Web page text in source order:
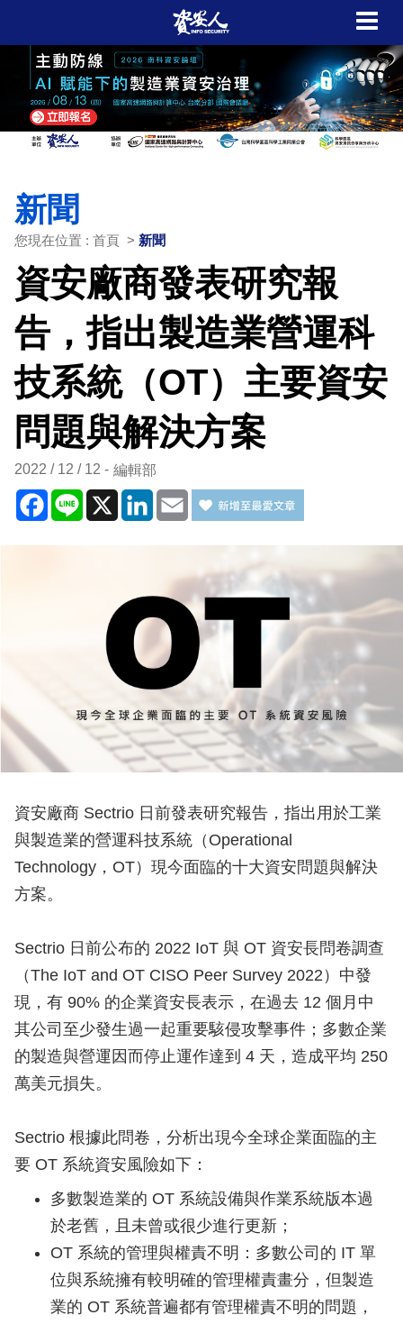
新聞
您現在位置 : 首頁 > 新聞
資安廠商發表研究報
告，指出製造業營運科
技系統（OT）主要資安
問題與解決方案
2022 / 12 / 12 編輯部
Facebook
Line X LinkedIn
Email
資安廠商 Sectrio 日前發表研究報告，指出用於工業
與製造業的營運科技系統（Operational
Technology，OT）現今面臨的十大資安問題與解決
方案。
Sectrio 日前公布的 2022 IoT 與 OT 資安長問卷調查
（The IoT and OT CISO Peer Survey 2022）中發
現，有 90% 的企業資安長表示，在過去 12 個月中
其公司至少發生過一起重要駭侵攻擊事件；多數企業
的製造與營運因而停止運作達到 4 天，造成平均 250
萬美元損失。
Sectrio 根據此問卷，分析出現今全球企業面臨的主
要 OT 系統資安風險如下：
多數製造業的 OT 系統設備與作業系統版本過
於老舊，且未曾或很少進行更新；
OT 系統的管理與權責不明：多數公司的 IT 單
位與系統擁有較明確的管理權責畫分，但製造
業的 OT 系統普遍都有管理權責不明的問題，